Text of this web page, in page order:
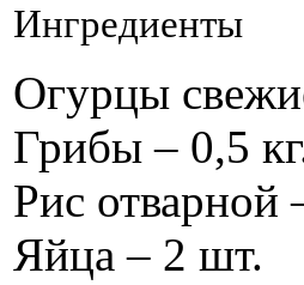
Ингредиенты
Огурцы
Грибы – 0,5
Рис отварной
Яйца – 2 шт.